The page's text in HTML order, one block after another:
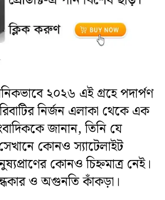
২০২৬ এই গ্রহে পদার্পণ
নির্জন এলাকা থেকে এক
জানান, তিনি যে
কোনও স্যাটেলাইট
কোনও চিহ্নমাত্র নেই।
ও অগুনতি কাঁকড়া।